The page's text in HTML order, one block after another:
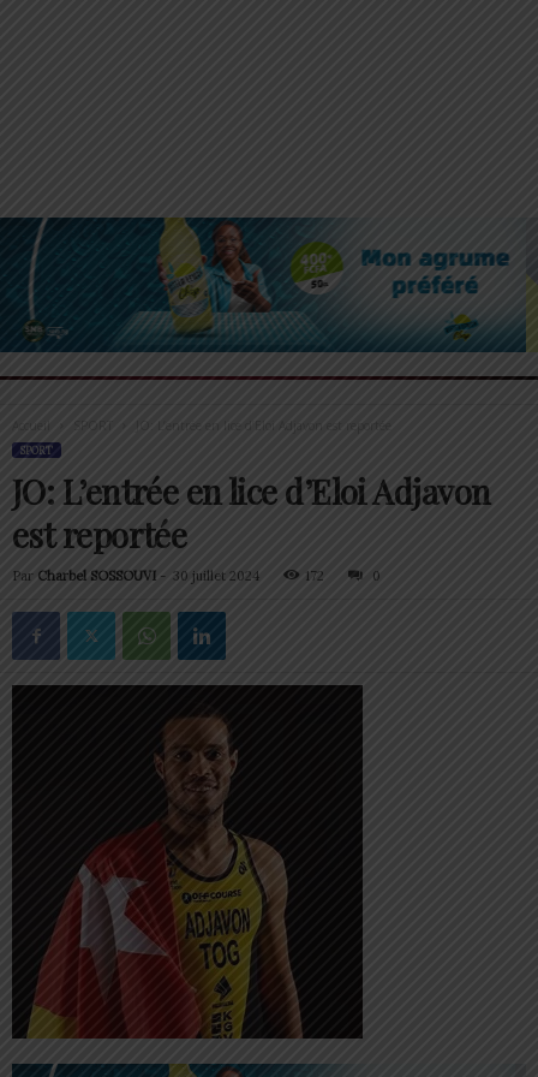
Accueil JO: L’entrée en lice d’Eloi Adjavon est reportée
SPORT
JO: L’entrée en lice d’Eloi Adjavon
est reportée
Par Charbel SOSSOUVI - 30 juillet 2024 172 0